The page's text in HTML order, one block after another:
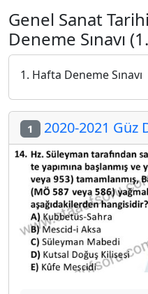
Genel Sanat
Deneme Sınavı
1. Hafta Deneme Sınavı
1 2020-2021 Güz